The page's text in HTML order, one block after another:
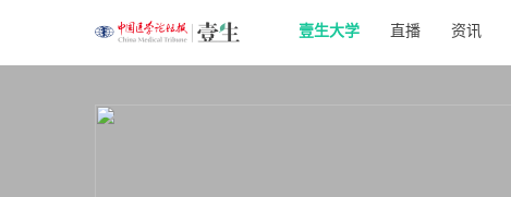
壹生大学 直播 资讯